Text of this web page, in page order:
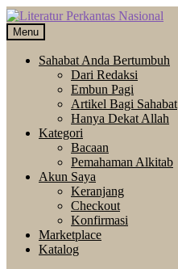
Skip
to
navigation
Langsung
ke
isi
Menu
Sahabat Anda Bertumbuh
Dari Redaksi
Embun Pagi
Artikel Bagi Sahabat
Hanya Dekat Allah
Kategori
Bacaan
Pemahaman Alkitab
Akun Saya
Keranjang
Checkout
Konfirmasi
Marketplace
Katalog